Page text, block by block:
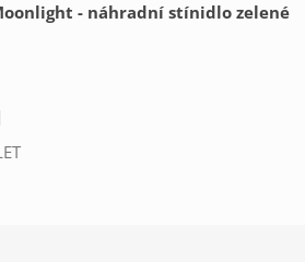
- náhradní stínidlo zelené